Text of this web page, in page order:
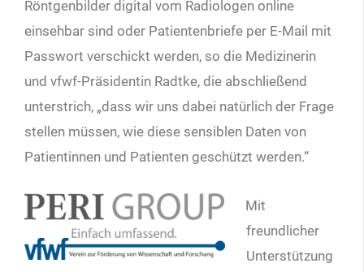
Röntgenbilder digital vom Radiologen online
einsehbar sind oder Patientenbriefe per E-Mail mit
Passwort verschickt werden, so die Medizinerin
und vfwf-Präsidentin Radtke, die abschließend
unterstrich, „dass wir uns dabei natürlich der Frage
stellen müssen, wie diese sensiblen Daten von
Patientinnen und Patienten geschützt werden.“
Mit
freundlicher
Unterstützung